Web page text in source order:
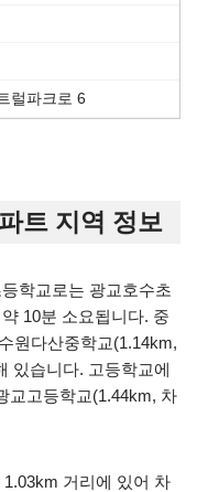
럴파크로 6
트 지역 정보
학교로는 광교호수초
10분 소요됩니다. 중
원다산중학교(1.14km,
있습니다. 고등학교에
교고등학교(1.44km, 차
거리에 있어 차